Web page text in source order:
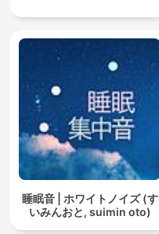
睡眠音 | ホワイトノイズ (す
いみんおと, suimin oto)